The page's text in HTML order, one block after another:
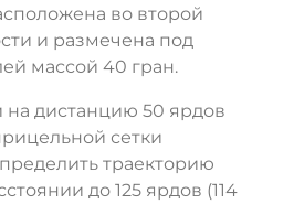
во второй
и размечена под
массой 40 гран.
на дистанцию 50 ярдов
сетки
траекторию
до 125 ярдов (114